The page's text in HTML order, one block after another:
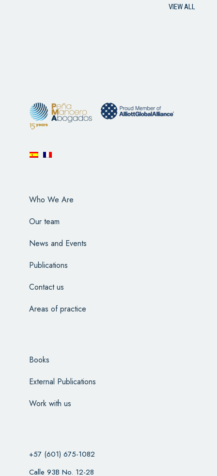
VIEW ALL
Who We Are
Our team
News and Events
Publications
Contact us
Areas of practice
Books
External Publications
Work with us
+57 (601) 675-1082
Calle 93B No. 12-28